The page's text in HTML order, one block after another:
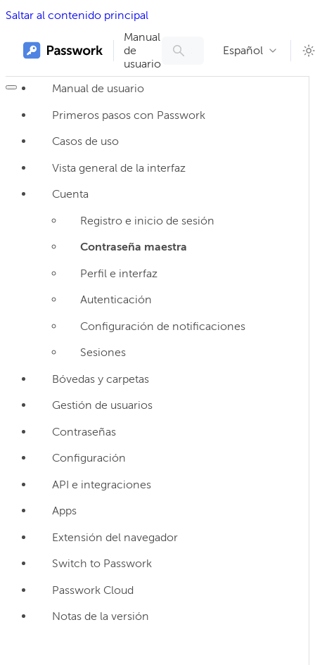
Saltar al contenido principal
Manual
de
usuario
Español
Manual de usuario
Primeros pasos con Passwork
Casos de uso
Vista general de la interfaz
Cuenta
Registro e inicio de sesión
Contraseña maestra
Perfil e interfaz
Autenticación
Configuración de notificaciones
Sesiones
Bóvedas y carpetas
Gestión de usuarios
Contraseñas
Configuración
API e integraciones
Apps
Extensión del navegador
Switch to Passwork
Passwork Cloud
Notas de la versión